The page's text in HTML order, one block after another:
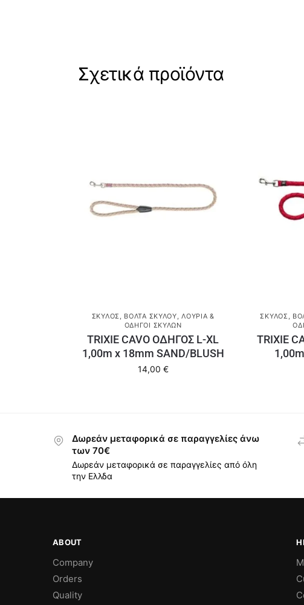
Σχετικά προϊόντα
ΣΚΎΛΟΣ, ΒΌΛΤΑ ΣΚΎΛΟΥ,ΛΟΥΡΙΆ &
ΟΔΗΓΟΊ ΣΚΎΛΩΝ
TRIXIE CAVO ΟΔΗΓΟΣ L-XL
1,00m x 18mm SAND/BLUSH
14,00 €
ΣΚΎΛΟΣ,
TRIXIE
Δωρεάν μεταφορικά σε παραγγελίες άνω
των 70€
Δωρεάν μεταφορικά σε παραγγελίες από όλη
την Ελλδα
ABOUT
Company
Orders
Quality